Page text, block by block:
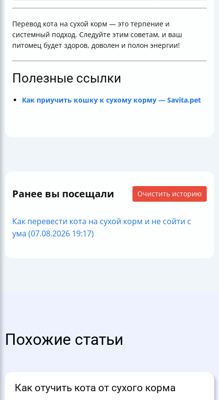
Перевод кота на сухой корм — это терпение и
системный подход. Следуйте этим советам, и ваш
питомец будет здоров, доволен и полон энергии!
Полезные ссылки
Как приучить кошку к сухому корму — Savita.pet
Ранее вы посещали Очистить историю
Как перевести кота на сухой корм и не сойти с
ума (07.08.2026 19:17)
Похожие статьи
Как отучить кота от сухого корма